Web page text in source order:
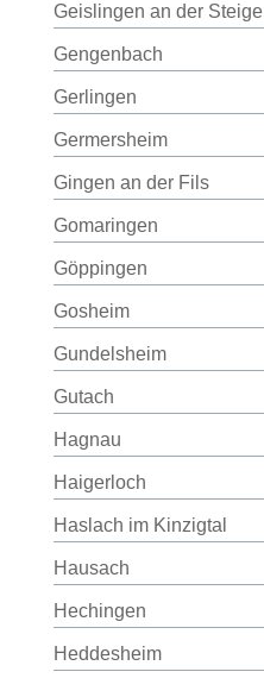
Geislingen an der Steige
Gengenbach
Gerlingen
Germersheim
Gingen an der Fils
Gomaringen
Göppingen
Gosheim
Gundelsheim
Gutach
Hagnau
Haigerloch
Haslach im Kinzigtal
Hausach
Hechingen
Heddesheim